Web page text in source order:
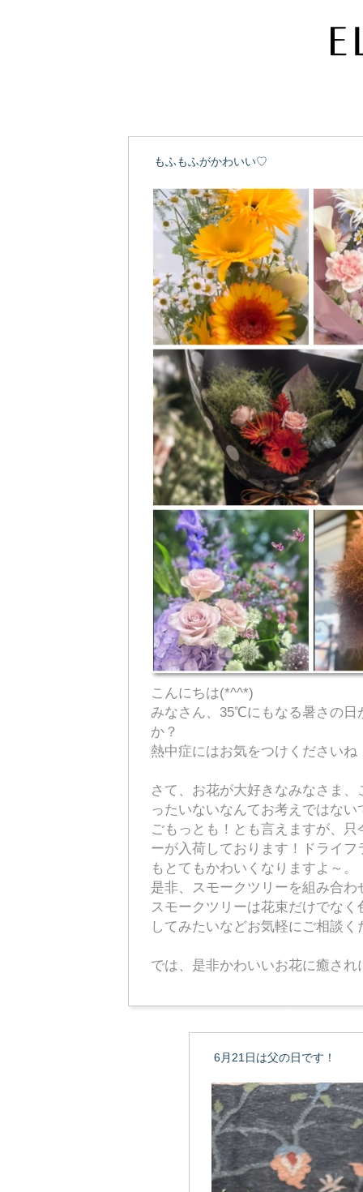
もふもふがかわいい♡
こんにちは(*^^*)
みなさん、35℃にもなる暑さの日
か？
熱中症にはお気をつけくださいね
さて、お花が大好きなみなさま
ったいないなんてお考えではない
ごもっとも！とも言えますが、
ーが入荷しております！ドライ
もとてもかわいくなりますよ～。
是非、スモークツリーを組み合
スモークツリーは花束だけでな
してみたいなどお気軽にご相談く
では、是非かわいいお花に癒さ
6月21日は父の日です！